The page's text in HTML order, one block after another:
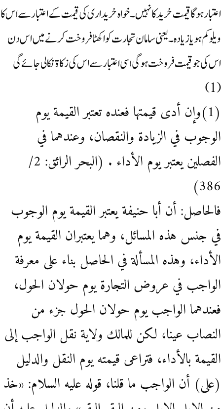
اعتبار ہوگا قیمت خرید کا نہیں ۔خواہ خریداری کی قیمت کے اعتبار سے اس کا
ویلو کم ہو یا زیادہ ۔ یعنی سامان تجارت کو اکھٹا فروخت کرنے میں اس دن
اس کی جو قیمت فروخت ہوگی اسی اعتبار سے اس کی زکاۃ نکالی جائے گی
(1)
(1)وإن أدى قيمتها فعنده تعتبر القيمة يوم
الوجوب في الزيادة والنقصان، وعندهما في
الفصلين يعتبر يوم الأداء . (البحر الرائق: 2/
386)
فالحاصل: أن أبا حنيفة يعتبر القيمة يوم الوجوب
في جنس هذه المسائل، وهما يعتبران القيمة يوم
الأداء، وهذه المسألة في الحاصل بناء على معرفة
الواجب في عروض التجارة يوم حولان الحول،
فعندهما الواجب يوم حولان الحول جزء من
النصاب عينا، لكن للمالك ولاية نقل الواجب إلى
القيمة بالأداء، فتراعى قيمته يوم النقل والدليل
(على) أن الواجب ما قلنا، قوله عليه السلام: «خذ